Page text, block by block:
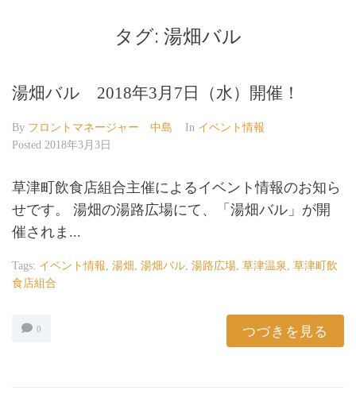
タグ: 湯畑バル
湯畑バル 2018年3月7日（水）開催！
By フロントマネージャー 中島 In イベント情報
Posted 2018年3月3日
草津町飲食店組合主催によるイベント情報のお知ら
せです。 湯畑の湯路広場にて、「湯畑バル」が開
催されま...
Tags: イベント情報, 湯畑 , 湯畑バル, 湯路広場, 草津温泉, 草津町飲
食店組合
0 つづきを見る